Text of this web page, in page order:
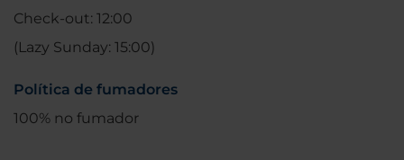
Check-out: 12:00
(Lazy Sunday: 15:00)
Política de fumadores
100% no fumador